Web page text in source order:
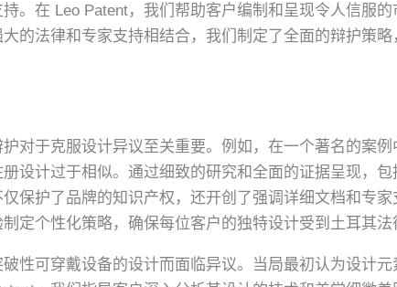
。在 Leo Patent，我们帮助客户编制和呈现令人信服
的法律和专家支持相结合，我们制定了全面的辩护策
对于克服设计异议至关重要。例如，在一个著名的案
设计过于相似。通过细致的研究和全面的证据呈现，包
保护了品牌的知识产权，还开创了强调详细文档和专
定个性化策略，确保每位客户的独特设计受到土耳其法
性可穿戴设备的设计而面临异议。当局最初认为设计